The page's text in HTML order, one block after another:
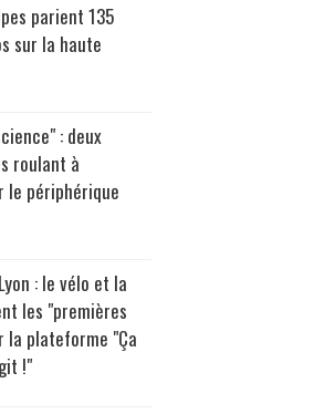
parient 135
sur la haute
: deux
roulant à
périphérique
: le vélo et la
les "premières
la plateforme "Ça
!"